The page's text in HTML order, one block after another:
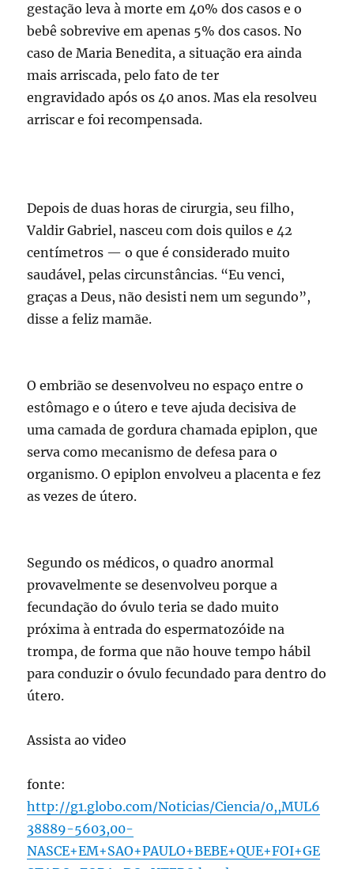
gestação leva à morte em 40% dos casos e o
bebê sobrevive em apenas 5% dos casos. No
caso de Maria Benedita, a situação era ainda
mais arriscada, pelo fato de ter
engravidado após os 40 anos. Mas ela resolveu
arriscar e foi recompensada.
Depois de duas horas de cirurgia, seu filho,
Valdir Gabriel, nasceu com dois quilos e 42
centímetros — o que é considerado muito
saudável, pelas circunstâncias. “Eu venci,
graças a Deus, não desisti nem um segundo”,
disse a feliz mamãe.
O embrião se desenvolveu no espaço entre o
estômago e o útero e teve ajuda decisiva de
uma camada de gordura chamada epiplon, que
serva como mecanismo de defesa para o
organismo. O epiplon envolveu a placenta e fez
as vezes de útero.
Segundo os médicos, o quadro anormal
provavelmente se desenvolveu porque a
fecundação do óvulo teria se dado muito
próxima à entrada do espermatozóide na
trompa, de forma que não houve tempo hábil
para conduzir o óvulo fecundado para dentro do
útero.
Assista ao video
fonte:
http://g1.globo.com/Noticias/Ciencia/0,,MUL6
38889-5603,00-
NASCE+EM+SAO+PAULO+BEBE+QUE+FOI+GE